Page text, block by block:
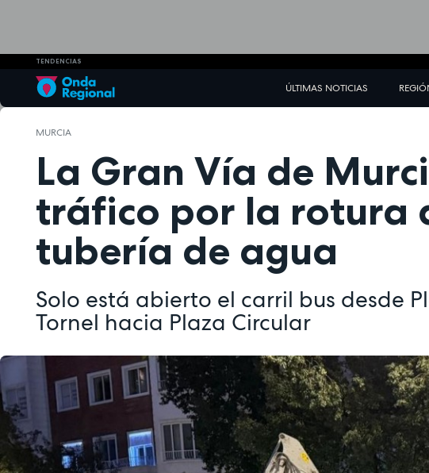
TENDENCIAS
ÚLTIMAS NOTICIAS
MURCIA
La Gran Vía de
tráfico por la rotura
tubería de agua
Solo está abierto el carril bus desde
Tornel hacia Plaza Circular